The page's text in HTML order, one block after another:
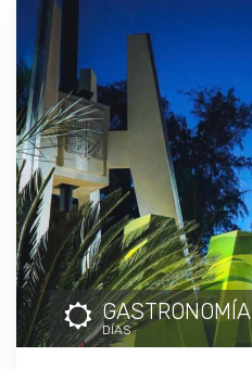
GASTRONOMÍA
DÍAS